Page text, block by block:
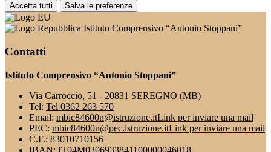
Accetta tutti Salva le preferenze
Istituto Comprensivo “Antonio Stoppani”
Contatti
Istituto Comprensivo “Antonio Stoppani”
Via Carroccio, 51 - 20831 SEREGNO (MB)
Tel: Tel 0362 263 570
Email: mbic84600n@istruzione.itLink per inviare una mail
PEC: mbic84600n@pec.istruzione.itLink per inviare una mail
C.F.: 83010710156
IBAN: IT04M0306933841100000046018